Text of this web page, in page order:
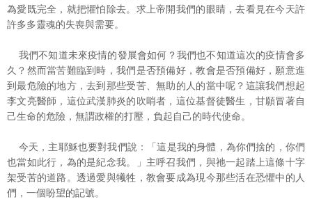
為愛既完全，就把懼怕除去。求上帝開我們的眼睛，去看見在今天許
許多多靈魂的失喪與需要。
我們不知道未來疫情的發展會如何？我們也不知道這次的疫情會多
久？然而當苦難臨到時，我們是否預備好，教會是否預備好，願意進
到最危險的地方，去到那些受苦、無助的人的當中呢？這讓我們想起
李文亮醫師，這位武漢肺炎的吹哨者，這位基督徒醫生，甘願冒著自
己生命的危險，無謂政權的打壓，負起自己的時代使命。
今天，主耶穌也要對我們說：「這是我的身體，為你們捨的，你們
也當如此行，為的是紀念我。」主呼召我們，與祂一起踏上這條十字
架受苦的道路。透過愛與犧牲，教會要成為現今那些活在恐懼中的人
們，一個盼望的記號。